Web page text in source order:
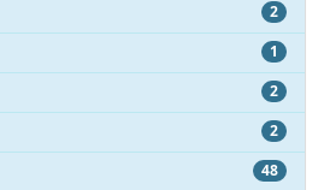
2
1
2
2
48